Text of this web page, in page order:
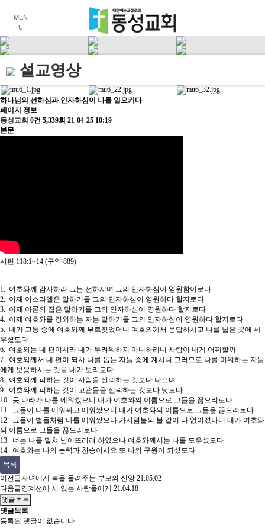
MEN
U
설교영상
하나님의 선하심과 인자하심이 나를 일으키다
페이지 정보
동성교회 0건 5,339회 21-04-25 10:19
본문
시편 118:1~14 (구약 889)
1. 여호와께 감사하라 그는 선하시며 그의 인자하심이 영원함이로다
2. 이제 이스라엘은 말하기를 그의 인자하심이 영원하다 할지로다
3. 이제 아론의 집은 말하기를 그의 인자하심이 영원하다 할지로다
4. 이제 여호와를 경외하는 자는 말하기를 그의 인자하심이 영원하다 할지로다
5. 내가 고통 중에 여호와께 부르짖었더니 여호와께서 응답하시고 나를 넓은 곳에 세
우셨도다
6. 여호와는 내 편이시라 내가 두려워하지 아니하리니 사람이 내게 어찌할까
7. 여호와께서 내 편이 되사 나를 돕는 자들 중에 계시니 그러므로 나를 미워하는 자들
에게 보응하시는 것을 내가 보리로다
8. 여호와께 피하는 것이 사람을 신뢰하는 것보다 나으며
9. 여호와께 피하는 것이 고관들을 신뢰하는 것보다 낫도다
10. 뭇 나라가 나를 에워쌌으니 내가 여호와의 이름으로 그들을 끊으리로다
11. 그들이 나를 에워싸고 에워쌌으니 내가 여호와의 이름으로 그들을 끊으리로다
12. 그들이 벌들처럼 나를 에워쌌으나 가시덤불의 불 같이 타 없어졌나니 내가 여호와
의 이름으로 그들을 끊으리로다
13. 너는 나를 밀쳐 넘어뜨리려 하였으나 여호와께서는 나를 도우셨도다
14. 여호와는 나의 능력과 찬송이시요 또 나의 구원이 되셨도다
목록
이전글자녀에게 복을 물려주는 부모의 신앙 21.05.02
다음글경계선에 서 있는 사람들에게 21.04.18
댓글목록
댓글목록
등록된 댓글이 없습니다.